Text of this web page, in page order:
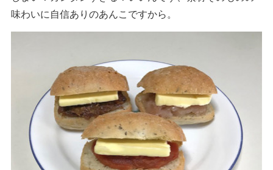
味わいに自信ありのあんこですから。